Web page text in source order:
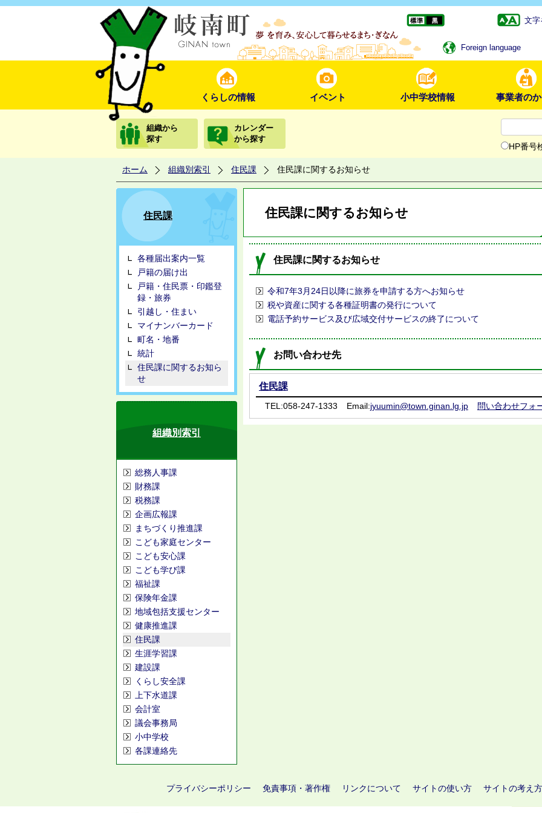
文字
Foreign language
くらしの情報 イベント 小中学校情報 事業者の
組織から
探す
カレンダー
から探す
HP番号
ホーム 組織別索引 住民課 住民課に関するお知らせ
住民課
各種届出案内一覧
戸籍の届け出
戸籍・住民票・印鑑登
録・旅券
引越し・住まい
マイナンバーカード
町名・地番
統計
住民課に関するお知ら
せ
組織別索引
総務人事課
財務課
税務課
企画広報課
まちづくり推進課
こども家庭センター
こども安心課
こども学び課
福祉課
保険年金課
地域包括支援センター
健康推進課
住民課
生涯学習課
建設課
くらし安全課
上下水道課
会計室
議会事務局
小中学校
各課連絡先
住民課に関するお知らせ
住民課に関するお知らせ
令和7年3月24日以降に旅券を申請する方へお知らせ
税や資産に関する各種証明書の発行について
電話予約サービス及び広域交付サービスの終了について
お問い合わせ先
住民課
TEL:058-247-1333 Email:jyuumin@town.ginan.lg.jp 問い合わせフォ
プライバシーポリシー 免責事項・著作権 リンクについて サイトの使い方 サイトの考え方